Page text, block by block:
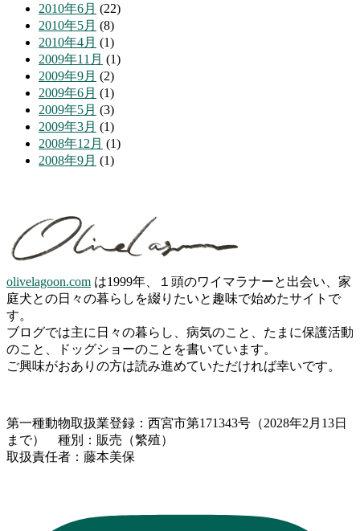
2010年6月 (22)
2010年5月 (8)
2010年4月 (1)
2009年11月 (1)
2009年9月 (2)
2009年6月 (1)
2009年5月 (3)
2009年3月 (1)
2008年12月 (1)
2008年9月 (1)
olivelagoon.com は1999年、１頭のワイマラナーと出会い、家
庭犬との日々の暮らしを綴りたいと趣味で始めたサイトで
す。
ブログでは主に日々の暮らし、病気のこと、たまに保護活動
のこと、ドッグショーのことを書いています。
ご興味がおありの方は読み進めていただければ幸いです。
第一種動物取扱業登録：西宮市第171343号（2028年2月13日
まで） 種別：販売（繁殖）
取扱責任者：藤本美保